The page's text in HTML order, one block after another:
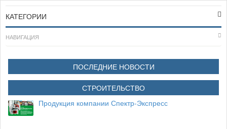
КАТЕГОРИИ
НАВИГАЦИЯ
ПОСЛЕДНИЕ НОВОСТИ
СТРОИТЕЛЬСТВО
Продукция компании Спектр-Экспресс